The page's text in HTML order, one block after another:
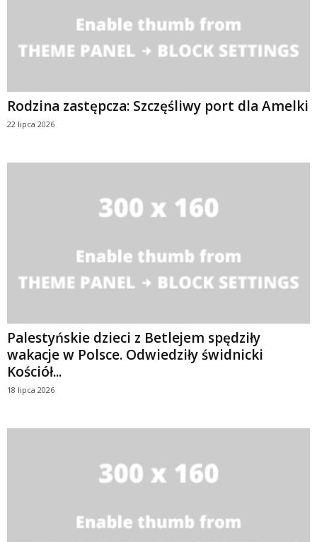
Rodzina zastępcza: Szczęśliwy port dla Amelki
22 lipca 2026
Palestyńskie dzieci z Betlejem spędziły
wakacje w Polsce. Odwiedziły świdnicki
Kościół...
18 lipca 2026